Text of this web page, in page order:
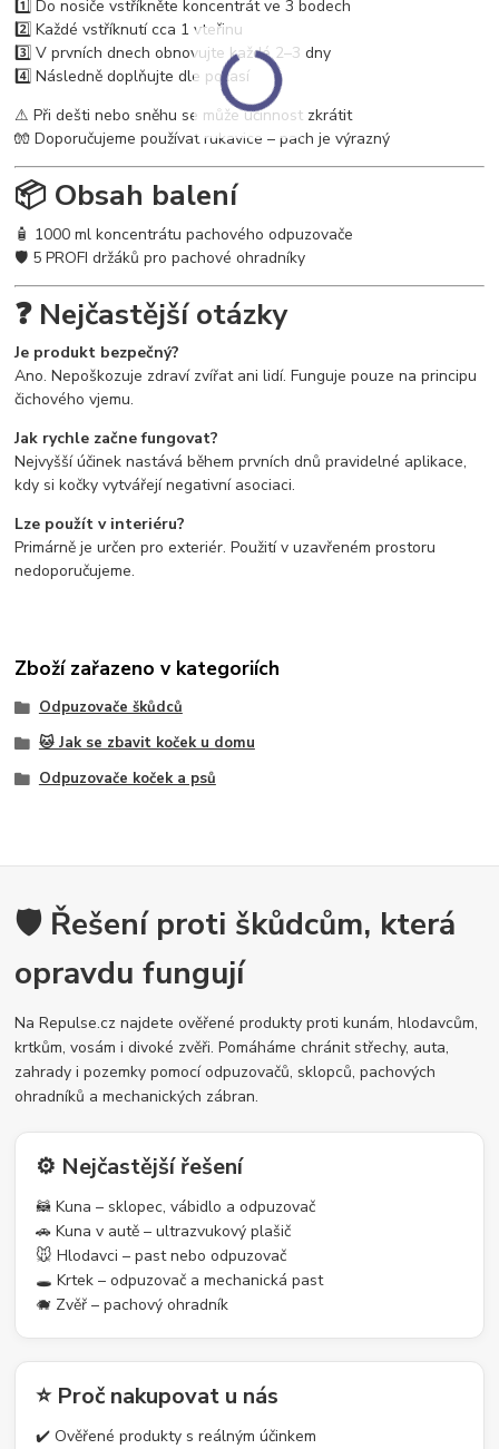
1️⃣ Do nosiče vstříkněte koncentrát ve 3 bodech
2️⃣ Každé vstříknutí cca 1 vteřinu
3️⃣ V prvních dnech obnovujte každé 2–3 dny
4️⃣ Následně doplňujte dle počasí
⚠ Při dešti nebo sněhu se může účinnost zkrátit
🧤 Doporučujeme používat rukavice – pach je výrazný
📦 Obsah balení
🧴 1000 ml koncentrátu pachového odpuzovače
🛡 5 PROFI držáků pro pachové ohradníky
❓ Nejčastější otázky
Je produkt bezpečný?
Ano. Nepoškozuje zdraví zvířat ani lidí. Funguje pouze na principu
čichového vjemu.
Jak rychle začne fungovat?
Nejvyšší účinek nastává během prvních dnů pravidelné aplikace,
kdy si kočky vytvářejí negativní asociaci.
Lze použít v interiéru?
Primárně je určen pro exteriér. Použití v uzavřeném prostoru
nedoporučujeme.
Zboží zařazeno v kategoriích
Odpuzovače škůdců
🐱 Jak se zbavit koček u domu
Odpuzovače koček a psů
🛡️ Řešení proti škůdcům, která
opravdu fungují
Na Repulse.cz najdete ověřené produkty proti kunám, hlodavcům,
krtkům, vosám i divoké zvěři. Pomáháme chránit střechy, auta,
zahrady i pozemky pomocí odpuzovačů, sklopců, pachových
ohradníků a mechanických zábran.
⚙️ Nejčastější řešení
🦝 Kuna – sklopec, vábidlo a odpuzovač
🚗 Kuna v autě – ultrazvukový plašič
🐭 Hlodavci – past nebo odpuzovač
🕳️ Krtek – odpuzovač a mechanická past
🐗 Zvěř – pachový ohradník
⭐ Proč nakupovat u nás
✔️ Ověřené produkty s reálným účinkem